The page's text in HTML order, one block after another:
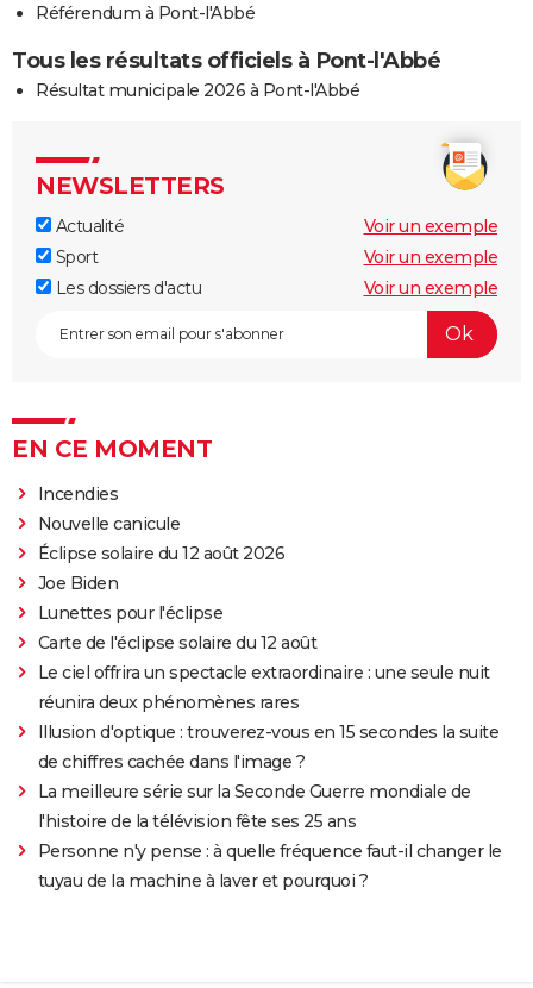
Référendum à Pont-l'Abbé
Tous les résultats officiels à Pont-l'Abbé
Résultat municipale 2026 à Pont-l'Abbé
NEWSLETTERS
Actualité
Voir un exemple
Sport
Voir un exemple
Les dossiers d'actu
Voir un exemple
EN CE MOMENT
Incendies
Nouvelle canicule
Éclipse solaire du 12 août 2026
Joe Biden
Lunettes pour l'éclipse
Carte de l'éclipse solaire du 12 août
Le ciel offrira un spectacle extraordinaire : une seule nuit
réunira deux phénomènes rares
Illusion d'optique : trouverez-vous en 15 secondes la suite
de chiffres cachée dans l'image ?
La meilleure série sur la Seconde Guerre mondiale de
l'histoire de la télévision fête ses 25 ans
Personne n'y pense : à quelle fréquence faut-il changer le
tuyau de la machine à laver et pourquoi ?